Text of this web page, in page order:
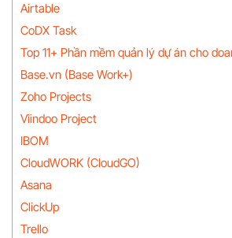
Airtable
CoDX Task
Top 11+ Phần mềm quản lý dự án cho
Base.vn (Base Work+)
Zoho Projects
Viindoo Project
IBOM
CloudWORK (CloudGO)
Asana
ClickUp
Trello